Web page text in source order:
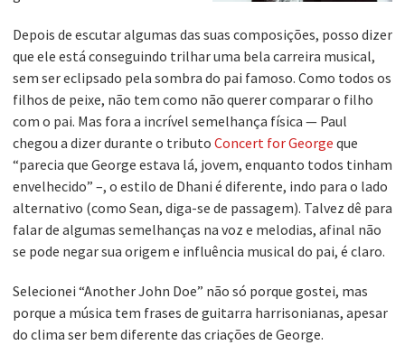
Depois de escutar algumas das suas composições, posso dizer
que ele está conseguindo trilhar uma bela carreira musical,
sem ser eclipsado pela sombra do pai famoso. Como todos os
filhos de peixe, não tem como não querer comparar o filho
com o pai. Mas fora a incrível semelhança física — Paul
chegou a dizer durante o tributo Concert for George que
“parecia que George estava lá, jovem, enquanto todos tinham
envelhecido” –, o estilo de Dhani é diferente, indo para o lado
alternativo (como Sean, diga-se de passagem). Talvez dê para
falar de algumas semelhanças na voz e melodias, afinal não
se pode negar sua origem e influência musical do pai, é claro.
Selecionei “Another John Doe” não só porque gostei, mas
porque a música tem frases de guitarra harrisonianas, apesar
do clima ser bem diferente das criações de George.